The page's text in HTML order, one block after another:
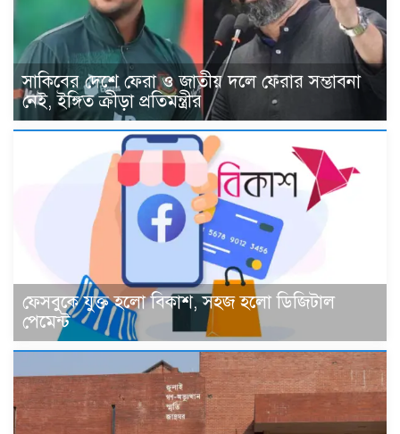
সাকিবের দেশে ফেরা ও জাতীয় দলে ফেরার সম্ভাবনা
নেই, ইঙ্গিত ক্রীড়া প্রতিমন্ত্রীর
ফেসবুকে যুক্ত হলো বিকাশ, সহজ হলো ডিজিটাল
পেমেন্ট